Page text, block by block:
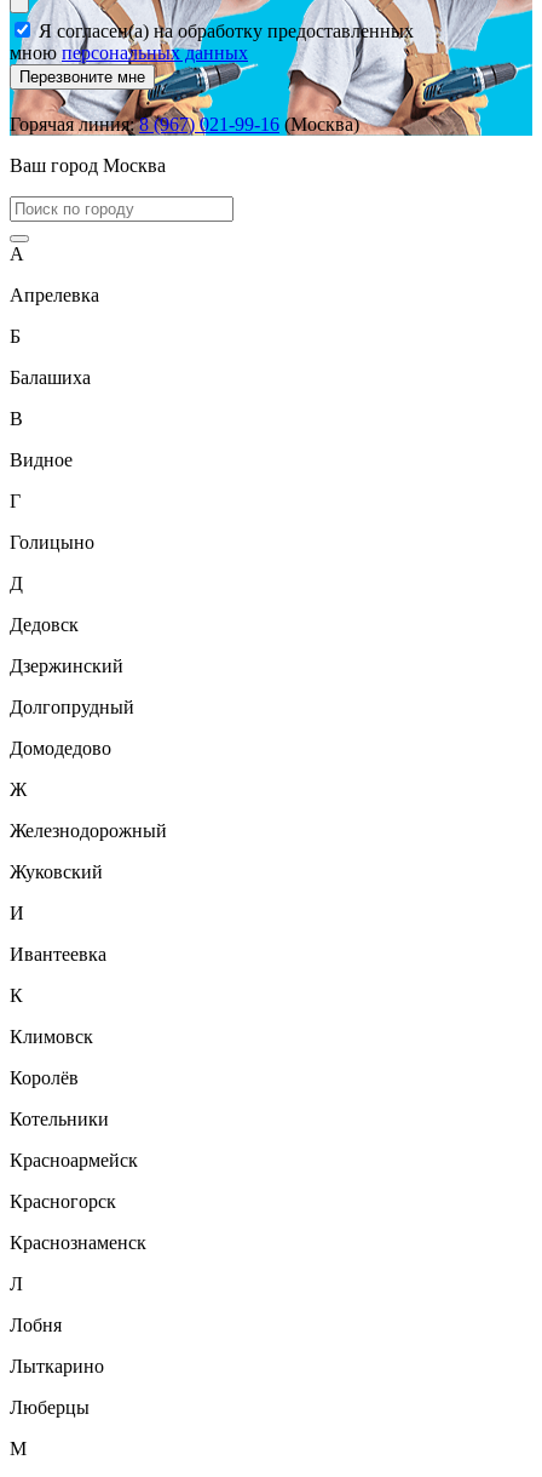
Я согласен(а) на обработку предоставленных
мною персональных данных
Перезвоните мне
Горячая линия:8 (967) 021-99-16 (Москва)
Ваш город Москва
А
Апрелевка
Б
Балашиха
В
Видное
Г
Голицыно
Д
Дедовск
Дзержинский
Долгопрудный
Домодедово
Ж
Железнодорожный
Жуковский
И
Ивантеевка
К
Климовск
Королёв
Котельники
Красноармейск
Красногорск
Краснознаменск
Л
Лобня
Лыткарино
Люберцы
М